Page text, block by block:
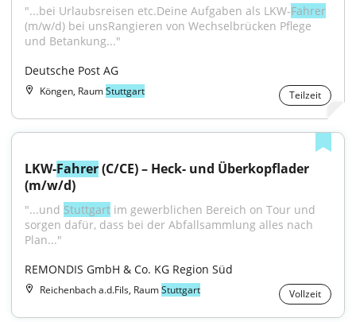
"...bei Urlaubsreisen etc.Deine Aufgaben als LKW-Fahrer
(m/w/d) bei unsRangieren von Wechselbrücken Pflege
und Betankung..."
Deutsche Post AG
Köngen, RaumStuttgart Teilzeit
LKW-Fahrer (C/CE) – Heck- und Überkopflader
(m/w/d)
"...und Stuttgart im gewerblichen Bereich on Tour und
sorgen dafür, dass bei der Abfallsammlung alles nach
Plan..."
REMONDIS GmbH & Co. KG Region Süd
Reichenbach a.d.Fils, RaumStuttgart Vollzeit